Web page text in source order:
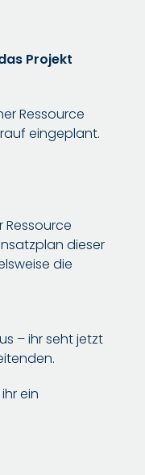
Projekt
Ressource
eingeplant.
Ressource
dieser
die
– ihr seht jetzt
ein